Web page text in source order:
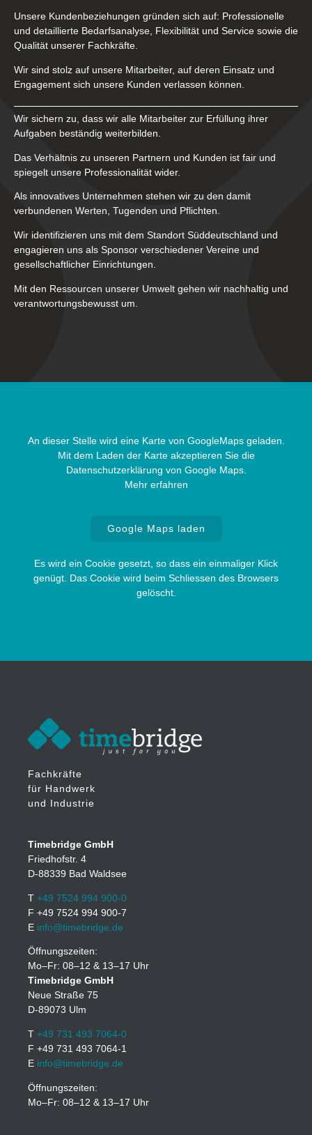
Unsere Kundenbeziehungen gründen sich auf: Professionelle
und detaillierte Bedarfsanalyse, Flexibilität und Service sowie die
Qualität unserer Fachkräfte.
Wir sind stolz auf unsere Mitarbeiter, auf deren Einsatz und
Engagement sich unsere Kunden verlassen können.
Wir sichern zu, dass wir alle Mitarbeiter zur Erfüllung ihrer
Aufgaben beständig weiterbilden.
Das Verhältnis zu unseren Partnern und Kunden ist fair und
spiegelt unsere Professionalität wider.
Als innovatives Unternehmen stehen wir zu den damit
verbundenen Werten, Tugenden und Pflichten.
Wir identifizieren uns mit dem Standort Süddeutschland und
engagieren uns als Sponsor verschiedener Vereine und
gesellschaftlicher Einrichtungen.
Mit den Ressourcen unserer Umwelt gehen wir nachhaltig und
verantwortungsbewusst um.
An dieser Stelle wird eine Karte von GoogleMaps geladen.
Mit dem Laden der Karte akzeptieren Sie die
Datenschutzerklärung von Google Maps.
Mehr erfahren
Google Maps laden
Es wird ein Cookie gesetzt, so dass ein einmaliger Klick
genügt. Das Cookie wird beim Schliessen des Browsers
gelöscht.
Fachkräfte
für Handwerk
und Industrie
Timebridge GmbH
Friedhofstr. 4
D-88339 Bad Waldsee
T +49 7524 994 900-0
F +49 7524 994 900-7
E info@timebridge.de
Öffnungszeiten:
Mo–Fr: 08–12 & 13–17 Uhr
Timebridge GmbH
Neue Straße 75
D-89073 Ulm
T +49 731 493 7064-0
F +49 731 493 7064-1
E info@timebridge.de
Öffnungszeiten:
Mo–Fr: 08–12 & 13–17 Uhr